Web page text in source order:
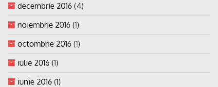
decembrie 2016 (4)
noiembrie 2016 (1)
octombrie 2016 (1)
iulie 2016 (1)
iunie 2016 (1)